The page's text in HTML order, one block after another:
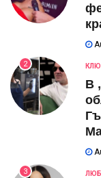
2
В
3